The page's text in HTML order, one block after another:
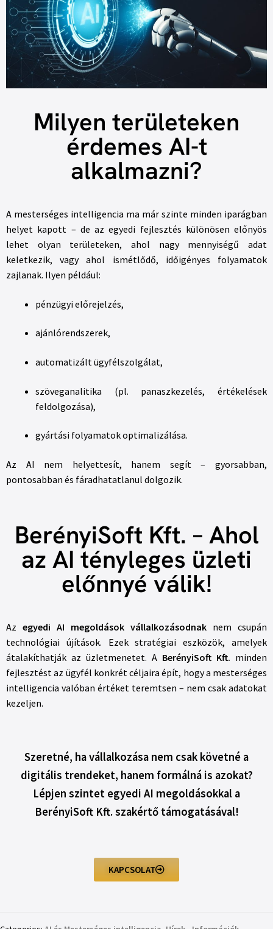
Milyen területeken
érdemes AI-t
alkalmazni?
A mesterséges intelligencia ma már szinte minden iparágban
helyet kapott – de az egyedi fejlesztés különösen előnyös
lehet olyan területeken, ahol nagy mennyiségű adat
keletkezik, vagy ahol ismétlődő, időigényes folyamatok
zajlanak. Ilyen például:
pénzügyi előrejelzés,
ajánlórendszerek,
automatizált ügyfélszolgálat,
szöveganalitika (pl. panaszkezelés, értékelések
feldolgozása),
gyártási folyamatok optimalizálása.
Az AI nem helyettesít, hanem segít – gyorsabban,
pontosabban és fáradhatatlanul dolgozik.
BerényiSoft Kft. – Ahol
az AI tényleges üzleti
előnnyé válik!
Az egyedi AI megoldások vállalkozásodnak nem csupán
technológiai újítások. Ezek stratégiai eszközök, amelyek
átalakíthatják az üzletmenetet. A BerényiSoft Kft. minden
fejlesztést az ügyfél konkrét céljaira épít, hogy a mesterséges
intelligencia valóban értéket teremtsen – nem csak adatokat
kezeljen.
Szeretné, ha vállalkozása nem csak követné a
digitális trendeket, hanem formálná is azokat?
Lépjen szintet egyedi AI megoldásokkal a
BerényiSoft Kft. szakértő támogatásával!
KAPCSOLAT